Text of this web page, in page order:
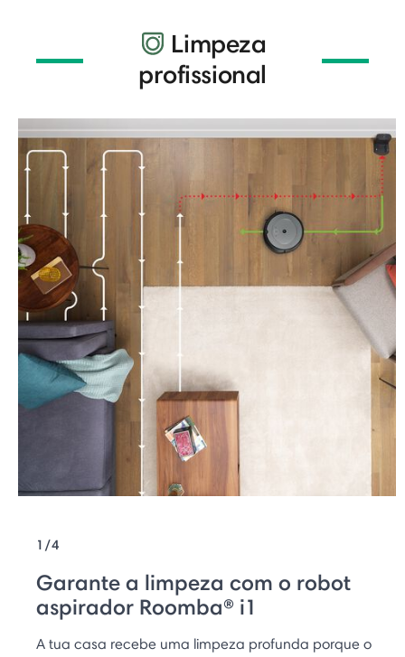
Limpeza
profissional
1/4
Garante a limpeza com o robot
aspirador Roomba® i1
A tua casa recebe uma limpeza profunda porque o